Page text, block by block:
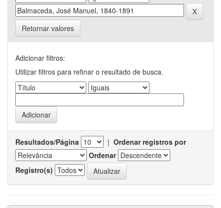
Retornar valores
Adicionar filtros:
Utilizar filtros para refinar o resultado de busca.
Resultados/Página | Ordenar registros por
Ordenar
Registro(s)